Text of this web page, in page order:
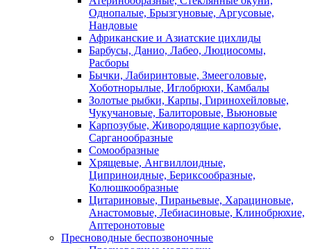
Однопалые, Брызгуновые, Аргусовые,
Нандовые
Африканские и Азиатские цихлиды
Барбусы, Данио, Лабео, Люциосомы,
Расборы
Бычки, Лабиринтовые, Змееголовые,
Хоботнорылые, Иглобрюхи, Камбалы
Золотые рыбки, Карпы, Гиринохейловые,
Чукучановые, Балиторовые, Вьюновые
Карпозубые, Живородящие карпозубые,
Сарганообразные
Сомообразные
Хрящевые, Ангвиллоидные,
Циприноидные, Бериксообразные,
Колюшкообразные
Цитариновые, Пираньевые, Харациновые,
Анастомовые, Лебиасиновые, Клинобрюхие,
Аптеронотовые
Пресноводные беспозвоночные